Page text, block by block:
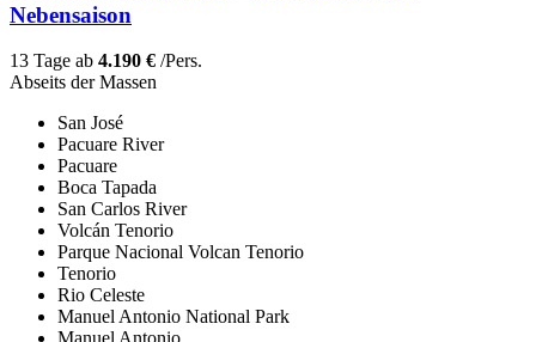
Nebensaison
13 Tage ab 4.190 € /Pers.
Abseits der Massen
San José
Pacuare River
Pacuare
Boca Tapada
San Carlos River
Volcán Tenorio
Parque Nacional Volcan Tenorio
Tenorio
Rio Celeste
Manuel Antonio National Park